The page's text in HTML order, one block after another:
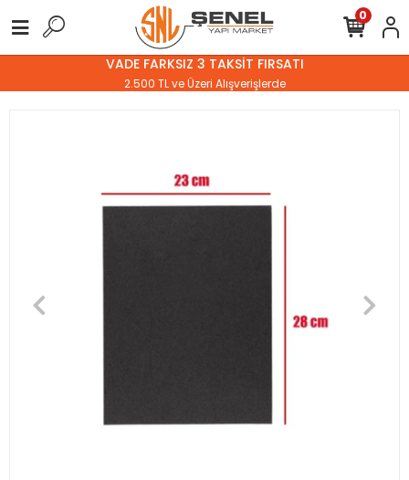
VADE FARKSIZ 3 TAKSİT FIRSATI
2.500 TL ve Üzeri Alışverişlerde
0